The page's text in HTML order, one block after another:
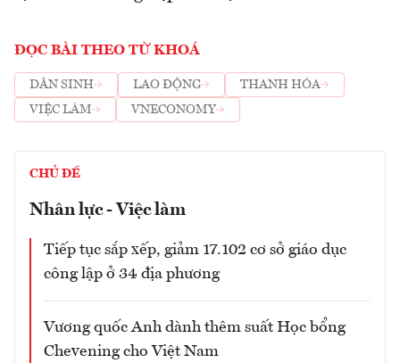
ĐỌC BÀI THEO TỪ KHOÁ
DÂN SINH LAO ĐỘNG
THANH HÓA
VIỆC LÀM
VNECONOMY
CHỦ ĐỀ
Nhân lực - Việc làm
Tiếp tục sắp xếp, giảm 17.102 cơ sở giáo dục
công lập ở 34 địa phương
Vương quốc Anh dành thêm suất Học bổng
Chevening cho Việt Nam